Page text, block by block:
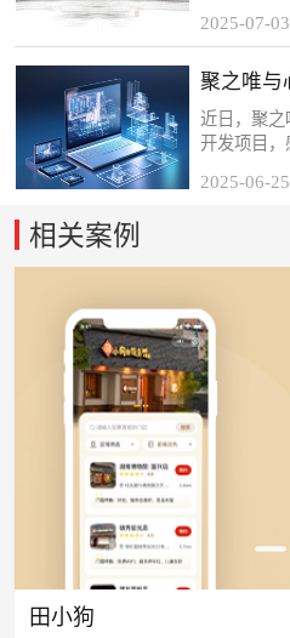
筑长期共赢
服务企业
2025-07-03
聚之唯与
开发项目
近日，聚之
开发项目，
价值」的理
2025-06-25
相关案例
田小狗